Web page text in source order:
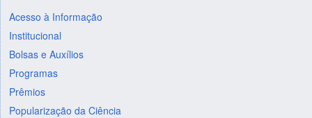
Acesso à Informação
Institucional
Bolsas e Auxílios
Programas
Prêmios
Popularização da Ciência